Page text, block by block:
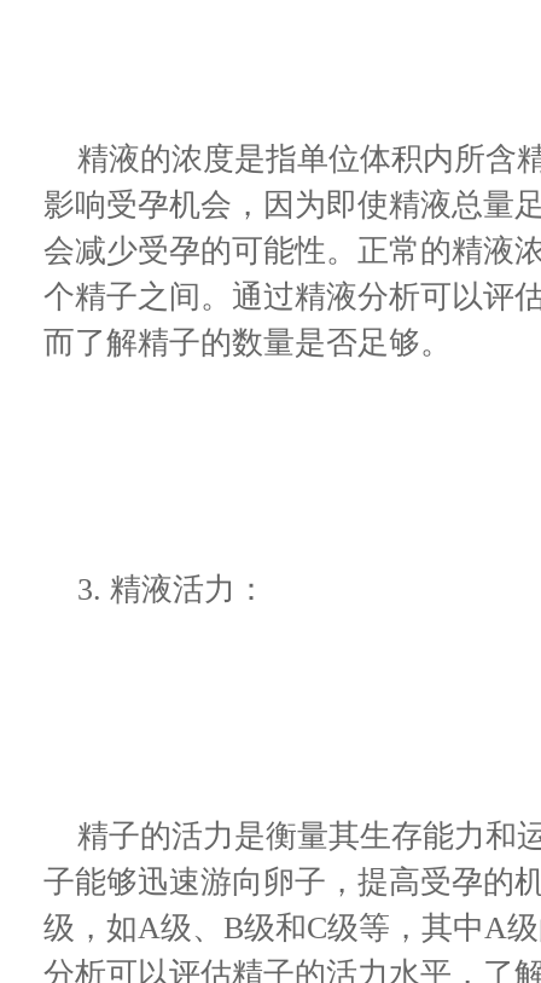
精液的浓度是指单位体积内所含
影响受孕机会，因为即使精液总量
会减少受孕的可能性。正常的精液
个精子之间。通过精液分析可以评
而了解精子的数量是否足够。
3. 精液活力：
精子的活力是衡量其生存能力和
子能够迅速游向卵子，提高受孕的
级，如A级、B级和C级等，其中A
分析可以评估精子的活力水平，了